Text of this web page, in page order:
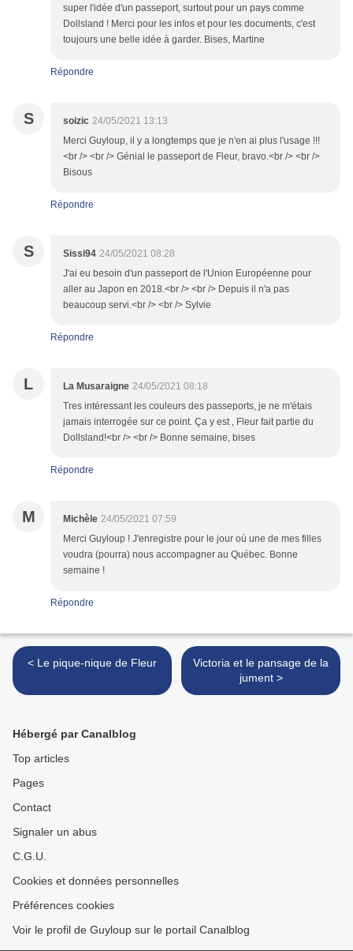
super l'idée d'un passeport, surtout pour un pays comme
Dollsland ! Merci pour les infos et pour les documents, c'est
toujours une belle idée à garder. Bises, Martine
Répondre
S soizic 24/05/2021 13:13
Merci Guyloup, il y a longtemps que je n'en ai plus l'usage !!!
<br /> <br /> Génial le passeport de Fleur, bravo.<br /> <br />
Bisous
Répondre
S Sissi94 24/05/2021 08:28
J'ai eu besoin d'un passeport de l'Union Européenne pour
aller au Japon en 2018.<br /> <br /> Depuis il n'a pas
beaucoup servi.<br /> <br /> Sylvie
Répondre
L La Musaraigne 24/05/2021 08:18
Tres intéressant les couleurs des passeports, je ne m'étais
jamais interrogée sur ce point. Ça y est , Fleur fait partie du
Dollsland!<br /> <br /> Bonne semaine, bises
Répondre
M Michèle 24/05/2021 07:59
Merci Guyloup ! J'enregistre pour le jour où une de mes filles
voudra (pourra) nous accompagner au Québec. Bonne
semaine !
Répondre
< Le pique-nique de Fleur
Victoria et le pansage de la
jument >
Hébergé par Canalblog
Top articles
Pages
Contact
Signaler un abus
C.G.U.
Cookies et données personnelles
Préférences cookies
Voir le profil de Guyloup sur le portail Canalblog